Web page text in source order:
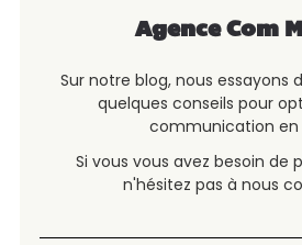
Agence Com
Sur notre blog, nous essayons
quelques conseils pour
communication en
Si vous vous avez besoin de
n'hésitez pas à nous